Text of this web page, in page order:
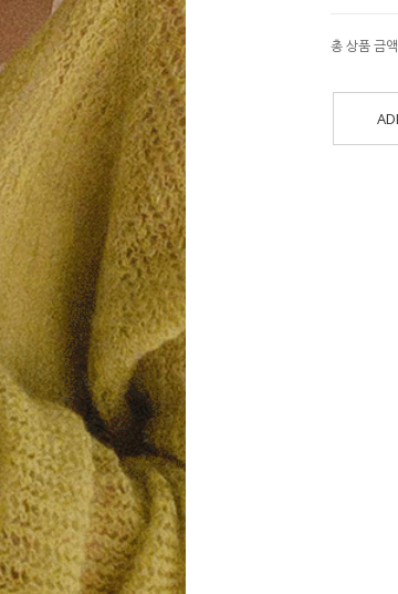
총 상품 금액